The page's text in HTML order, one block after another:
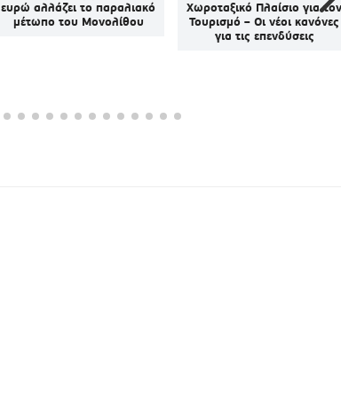
ευρώ αλλάζει το παραλιακό
μέτωπο του Μονολίθου
Χωροταξικό Πλαίσιο για
Τουρισμό – Οι νέοι κανόνες
για τις επενδύσεις